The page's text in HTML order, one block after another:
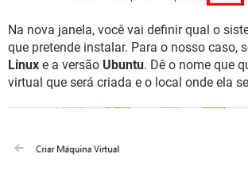
Na nova janela, você vai definir qual o
que pretende instalar. Para o nosso caso,
Linux e a versão Ubuntu. Dê o nome que
virtual que será criada e o local onde ela